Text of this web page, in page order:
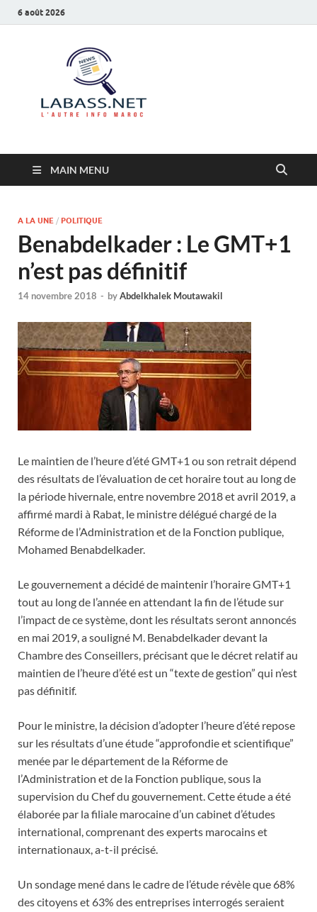
6 août 2026
MAIN MENU
A LA UNE / POLITIQUE
Benabdelkader : Le GMT+1
n’est pas définitif
14 novembre 2018 - byAbdelkhalek Moutawakil
Le maintien de l’heure d’été GMT+1 ou son retrait dépend
des résultats de l’évaluation de cet horaire tout au long de
la période hivernale, entre novembre 2018 et avril 2019, a
affirmé mardi à Rabat, le ministre délégué chargé de la
Réforme de l’Administration et de la Fonction publique,
Mohamed Benabdelkader.
Le gouvernement a décidé de maintenir l’horaire GMT+1
tout au long de l’année en attendant la fin de l’étude sur
l’impact de ce système, dont les résultats seront annoncés
en mai 2019, a souligné M. Benabdelkader devant la
Chambre des Conseillers, précisant que le décret relatif au
maintien de l’heure d’été est un “texte de gestion” qui n’est
pas définitif.
Pour le ministre, la décision d’adopter l’heure d’été repose
sur les résultats d’une étude “approfondie et scientifique”
menée par le département de la Réforme de
l’Administration et de la Fonction publique, sous la
supervision du Chef du gouvernement. Cette étude a été
élaborée par la filiale marocaine d’un cabinet d’études
international, comprenant des experts marocains et
internationaux, a-t-il précisé.
Un sondage mené dans le cadre de l’étude révèle que 68%
des citoyens et 63% des entreprises interrogés seraient